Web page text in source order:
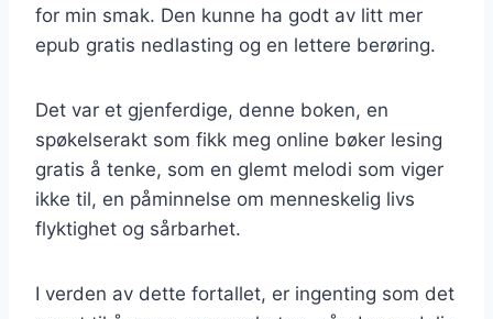
for min smak. Den kunne ha godt av litt mer
epub gratis nedlasting og en lettere berøring.
Det var et gjenferdige, denne boken, en
spøkelserakt som fikk meg online bøker lesing
gratis å tenke, som en glemt melodi som viger
ikke til, en påminnelse om menneskelig livs
flyktighet og sårbarhet.
I verden av dette fortallet, er ingenting som det